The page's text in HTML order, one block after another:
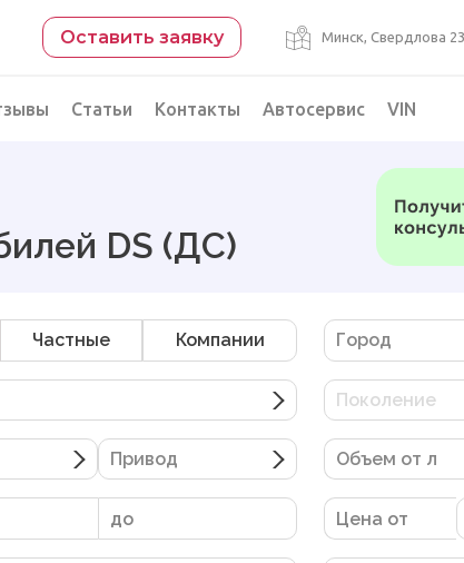
Оставить заявку Минск, Свердлова
Пригон
Статьи Контакты Автосервис VIN
DS (ДС)
Частные Компании Город
Поколение
Привод Объем от л